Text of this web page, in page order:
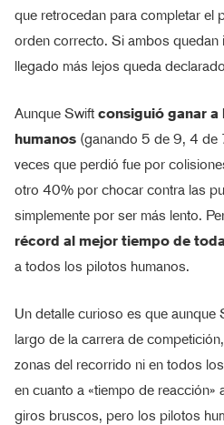
que retrocedan para completar el
orden correcto. Si ambos quedan
llegado más lejos queda
Aunque Swift consiguió ganar a
humanos (ganando 5 de 9, 4 de
veces que perdió fue por
otro 40% por chocar contra las
simplemente por ser más lento.
récord al mejor tiempo de
a todos los pilotos humanos.
Un detalle curioso es que aunque
largo de la carrera de
zonas del recorrido ni en todos
en cuanto a «tiempo de reacción»
giros bruscos, pero los pilotos